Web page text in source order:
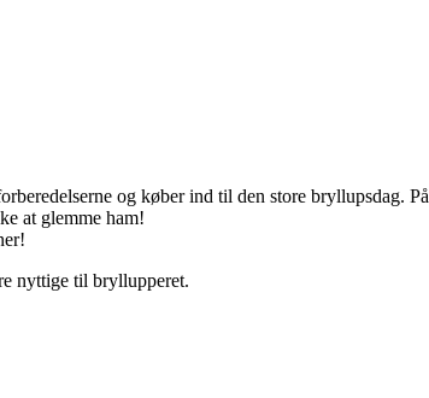
og køber ind til den store bryllupsdag. På
at glemme ham!
nyttige til bryllupperet.